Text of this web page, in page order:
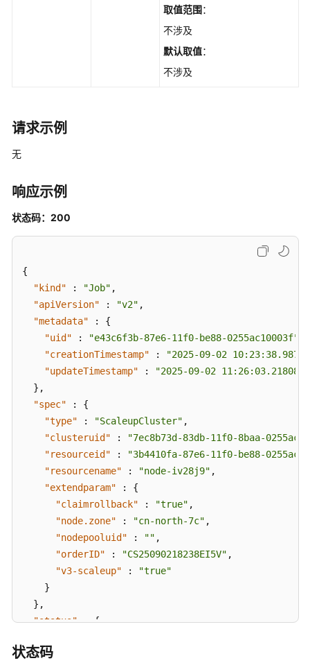
取值范围：
不涉及
默认取值：
不涉及
请求示例
无
响应示例
状态码：200
{
"kind"
: "Job" ,
"apiVersion"
: "v2" ,
"metadata"
:
{
"uid"
: "e43c6f3b-87e6-11f0-be88-0255ac10003f"
"creationTimestamp"
:
"2025-09-02
"updateTimestamp"
:
"2025-09-02 11:26:03.218087
} ,
"spec"
:
{
"type"
: "ScaleupCluster" ,
"clusteruid"
:
"7ec8b73d-83db-11f0-8baa-
"resourceid"
:
"3b4410fa-87e6-11f0-be88-
"resourcename"
: "node-iv28j9" ,
"extendparam"
:
{
"claimrollback"
: "true" ,
"node.zone"
: "cn-north-7c" ,
"nodepooluid"
: "" ,
"orderID"
: "CS25090218238EI5V" ,
"v3-scaleup"
:
"true"
}
} ,
"status" : {
"reason"
状态码